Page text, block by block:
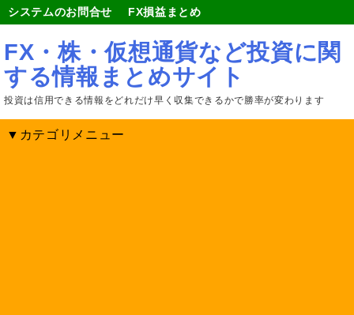
システムのお問合せ FX損益まとめ
FX・株・仮想通貨など投資に関
する情報まとめサイト
投資は信用できる情報をどれだけ早く収集できるかで勝率が変わります
▼カテゴリメニュー